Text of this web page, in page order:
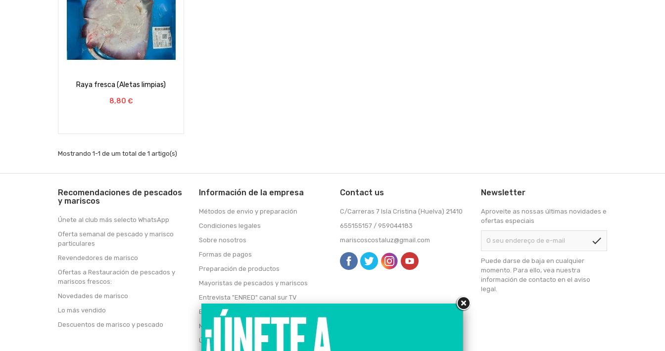
Raya fresca (Aletas limpias)
Preço
8,80 €
Mostrando 1-1 de um total de 1 artigo(s)
Recomendaciones de pescados
y mariscos
Únete al club más selecto WhatsApp
Oferta semanal de pescado y marisco
particulares
Revendedores de marisco
Ofertas a Restauración de pescados y
mariscos frescos:
Novedades de marisco
Lo más vendido
Descuentos de marisco y pescado
Información de la empresa
Métodos de envio y preparación
Condiciones legales
Sobre nosotros
Formas de pagos
Preparación de productos
Mayoristas de pescados y mariscos
Entrevista "ENRED" canal sur TV
Entrevista Cometelo , Canal sur TV
Mercado gastronómico transfronterizo
Únete al club más selecto WhatsApp
Contact us
C/Carreras 7 Isla Cristina (Huelva) 21410
655155157 / 959044183
mariscoscostaluz@gmail.com
Newsletter
Aproveite as nossas últimas novidades e
ofertas especiais
check
Puede darse de baja en cualquier
momento. Para ello, vea nuestra
información de contacto en el aviso
legal.